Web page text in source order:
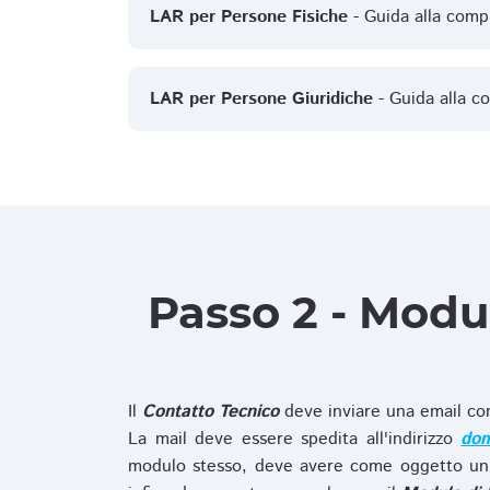
LAR per Persone Fisiche - Guida alla
LAR per Persone Giuridiche - Guida alla
Passo 2 -
Il Contatto Tecnicodeve inviare una email
La mail deve essere spedita all'indirizzo
modulo stesso, deve avere come oggetto